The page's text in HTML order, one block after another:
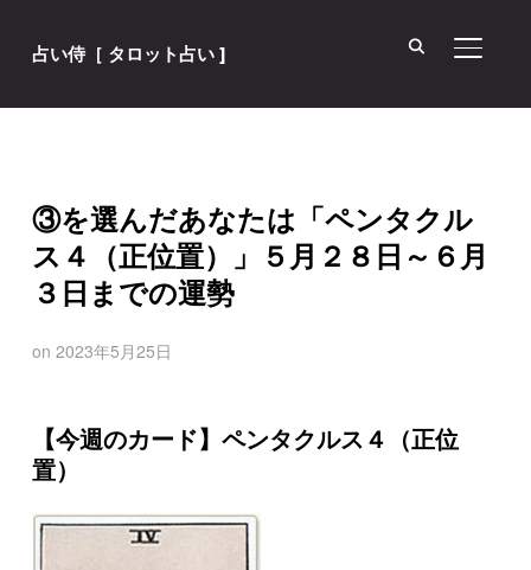
占い侍［ タロット占い ] サイド
③を選んだあなたは「ペンタクル
ス４（正位置）」５月２８日～６月
３日までの運勢
on 2023年5月25日
【今週のカード】ペンタクルス４（正位
置）